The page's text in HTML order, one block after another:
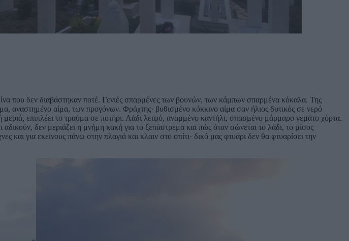
που δεν διαβάστηκαν ποτέ. Γενιές σπαρμένες των βουνών, των κάμπων σπαρμένα κόκαλα. Της
αναστημένο αίμα, των προγόνων. Φράχτης· βυθισμένο κόκκινο αίμα σαν ήλιος δυτικός σε νερό
επιπλέει το τραύμα σε ποτήρι. Λάδι λειψό, αναμμένο καντήλι, σπασμένο μάρμαρο γεμάτο χόρτα.
δεν μεριάζει η μνήμη κακή για το ξεπάστρεμα και πώς όταν σώνεται το λάδι, το μίσος
και για εκείνους πάνω στην πλαγιά και κλαιν στο σπίτι· δικό μας φτυάρι δεν θα φτυαρίσει την